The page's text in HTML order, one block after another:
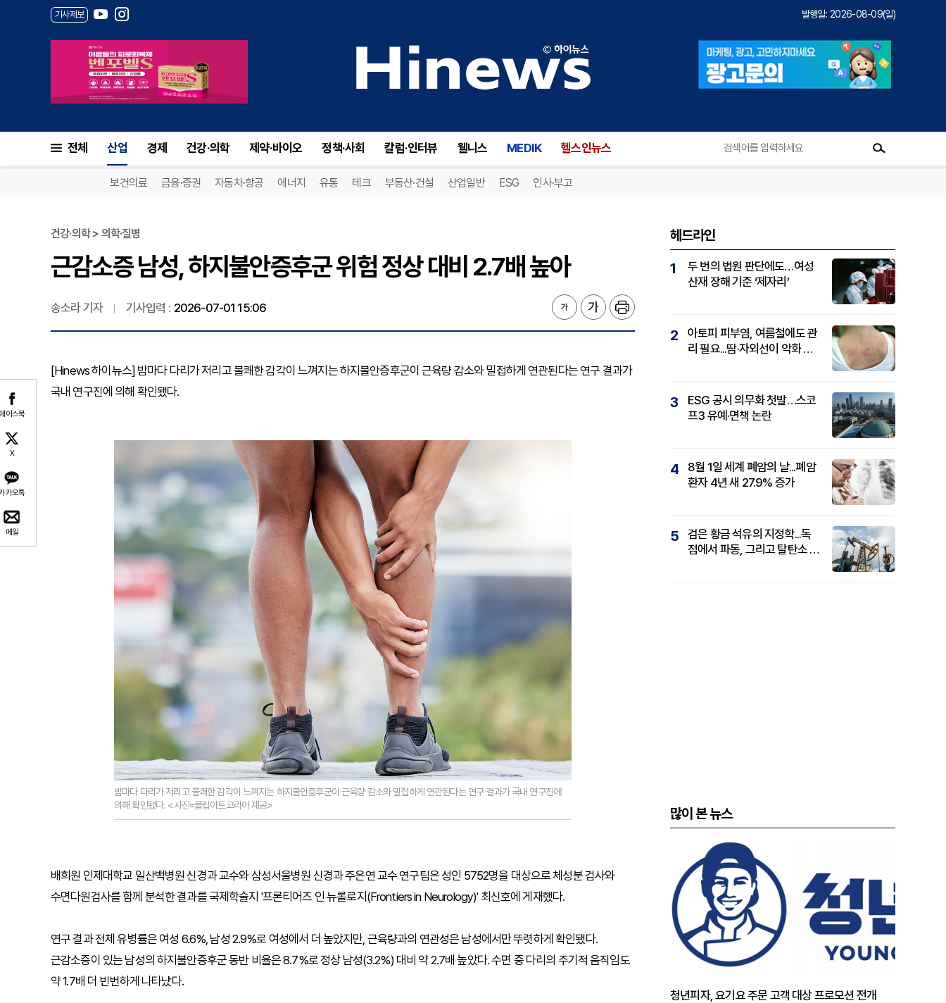
기사제보 발행일: 2026-08-09(일)
전체 산업 경제 건강·의학 제약·바이오 정책·사회 칼럼·인터뷰 웰니스 MEDIK 헬스인뉴스
보건의료 금융·증권 자동차·항공 에너지 유통 테크 부동산·건설 산업일반 ESG 인사·부고
이스북
X
카오톡
메일
건강·의학 > 의학·질병
근감소증 남성, 하지불안증후군 위험 정상 대비 2.7배 높아
송소라 기자 기사입력 : 2026-07-01 15:06
[Hinews 하이뉴스] 밤마다 다리가 저리고 불쾌한 감각이 느껴지는 하지불안증후군이 근육량 감소와 밀접하게 연관된다는 연구 결과가
국내 연구진에 의해 확인됐다.
밤마다 다리가 저리고 불쾌한 감각이 느껴지는 하지불안증후군이 근육량 감소와 밀접하게 연관된다는 연구 결과가 국내 연구진에
의해 확인됐다. <사진=클립아트코리아 제공>
배희원 인제대학교 일산백병원 신경과 교수와 삼성서울병원 신경과 주은연 교수 연구팀은 성인 5752명을 대상으로 체성분 검사와
수면다원검사를 함께 분석한 결과를 국제학술지 '프론티어즈 인 뉴롤로지(Frontiers in Neurology)' 최신호에 게재했다.
연구 결과 전체 유병률은 여성 6.6%, 남성 2.9%로 여성에서 더 높았지만, 근육량과의 연관성은 남성에서만 뚜렷하게 확인됐다.
근감소증이 있는 남성의 하지불안증후군 동반 비율은 8.7%로 정상 남성(3.2%) 대비 약 2.7배 높았다. 수면 중 다리의 주기적 움직임도
약 1.7배 더 빈번하게 나타났다.
헤드라인
1
두 번의 법원 판단에도…여성
산재 장해 기준 ‘제자리’
2
아토피 피부염, 여름철에도 관
리 필요...땀·자외선이 악화 요
3
ESG 공시 의무화 첫발…스코
프3 유예·면책 논란
4
8월 1일 세계 폐암의 날...폐암
환자 4년 새 27.9% 증가
5
검은 황금 석유의 지정학...독
점에서 파동, 그리고 탈탄소 패
많이 본 뉴스
청년피자, 요기요 주문 고객 대상 프로모션 전개